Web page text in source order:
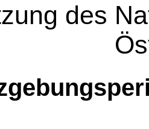
des